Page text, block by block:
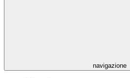
navigazione